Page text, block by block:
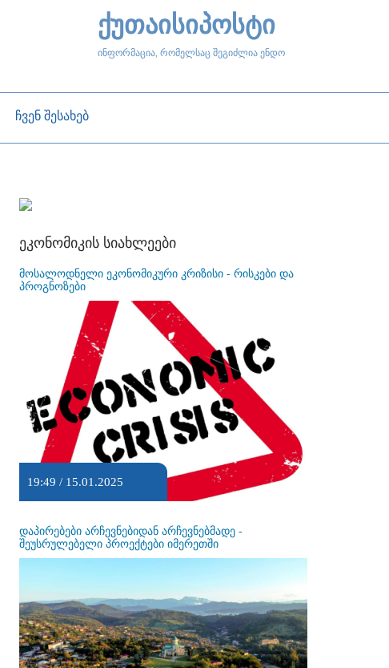
ქუთაისიპოსტი
ინფორმაცია, რომელსაც შეგიძლია ენდო
ჩვენ შესახებ
ეკონომიკის სიახლეები
მოსალოდნელი ეკონომიკური კრიზისი - რისკები და
პროგნოზები
19:49 / 15.01.2025
დაპირებები არჩევნებიდან არჩევნებმადე -
შეუსრულებელი პროექტები იმერეთში